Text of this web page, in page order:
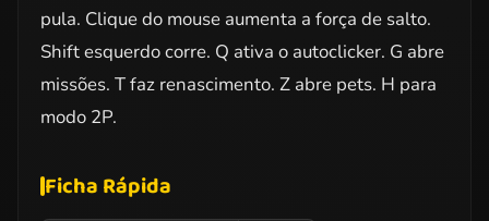
pula. Clique do mouse aumenta a força de salto.
Shift esquerdo corre. Q ativa o autoclicker. G abre
missões. T faz renascimento. Z abre pets. H para
modo 2P.
Ficha Rápida